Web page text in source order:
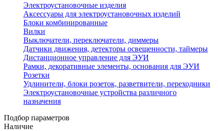
Электроустановочные изделия
Аксессуары для электроустановочных изделий
Блоки комбинированные
Вилки
Выключатели, переключатели, диммеры
Датчики движения, детекторы освещенности, таймеры
Дистанционное управление для ЭУИ
Рамки, декоративные элементы, основания для ЭУИ
Розетки
Удлинители, блоки розеток, разветвители, переходники
Электроустановочные устройства различного
назначения
Подбор параметров
Наличие